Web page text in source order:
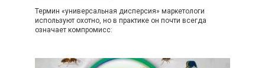
Термин «универсальная дисперсия» маркетологи
используют охотно, но в практике он почти всегда
означает компромисс: